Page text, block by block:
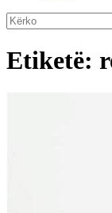
Etiketë: